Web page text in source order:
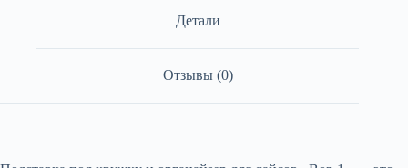
Детали
Отзывы (0)